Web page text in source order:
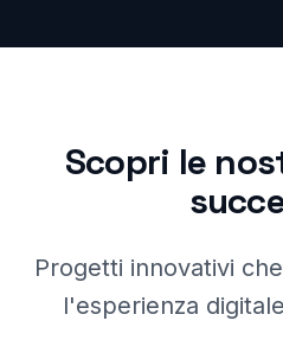
Scopri le
Progetti innovativi
l'esperienza